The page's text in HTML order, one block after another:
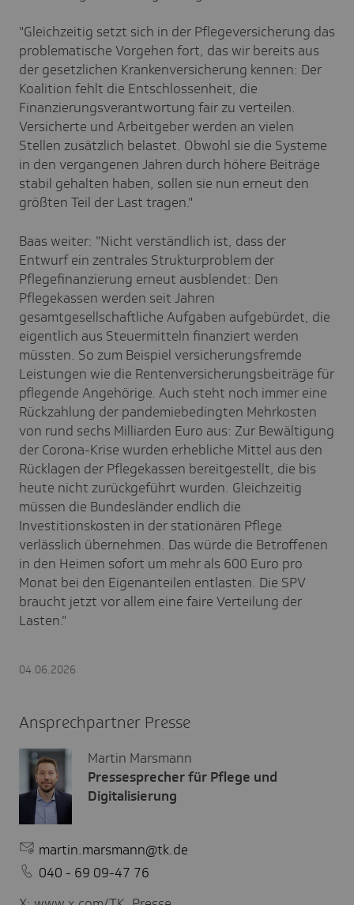
"Gleichzeitig setzt sich in der Pflegeversicherung das
problematische Vorgehen fort, das wir bereits aus
der gesetzlichen Krankenversicherung kennen: Der
Koalition fehlt die Entschlossenheit, die
Finanzierungsverantwortung fair zu verteilen.
Versicherte und Arbeitgeber werden an vielen
Stellen zusätzlich belastet. Obwohl sie die Systeme
in den vergangenen Jahren durch höhere Beiträge
stabil gehalten haben, sollen sie nun erneut den
größten Teil der Last tragen."
Baas weiter: "Nicht verständlich ist, dass der
Entwurf ein zentrales Strukturproblem der
Pflegefinanzierung erneut ausblendet: Den
Pflegekassen werden seit Jahren
gesamtgesellschaftliche Aufgaben aufgebürdet, die
eigentlich aus Steuermitteln finanziert werden
müssten. So zum Beispiel versicherungsfremde
Leistungen wie die Rentenversicherungsbeiträge für
pflegende Angehörige. Auch steht noch immer eine
Rückzahlung der pandemiebedingten Mehrkosten
von rund sechs Milliarden Euro aus: Zur Bewältigung
der Corona-Krise wurden erhebliche Mittel aus den
Rücklagen der Pflegekassen bereitgestellt, die bis
heute nicht zurückgeführt wurden. Gleichzeitig
müssen die Bundesländer endlich die
Investitionskosten in der stationären Pflege
verlässlich übernehmen. Das würde die Betroffenen
in den Heimen sofort um mehr als 600 Euro pro
Monat bei den Eigenanteilen entlasten. Die SPV
braucht jetzt vor allem eine faire Verteilung der
Lasten."
04.06.2026
Ansprechpartner Presse
Martin Marsmann
Pressesprecher für Pflege und
Digitalisierung
martin.marsmann@tk.de
040 - 69 09-47 76